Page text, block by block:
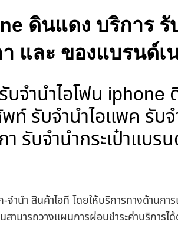
ดินแดง บริการ
และ ของแบรนด์เ
จำนำไอโฟน iphone
ท์ รับจำนำไอแพค รับ
รับจำนำกระเป๋าแบร
นำ สินค้าไอที โดยให้บริการทางด้านกา
ามารถวางแผนการผ่อนชำระค่าบริการไ